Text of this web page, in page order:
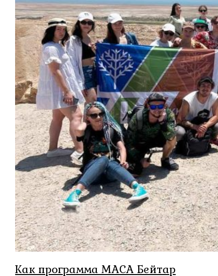
Как программа МАСА Бейтар